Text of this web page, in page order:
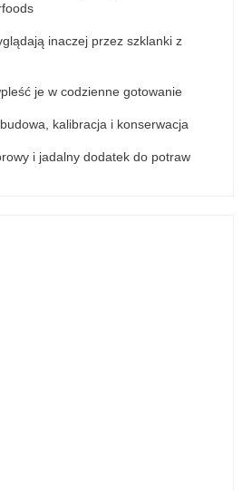
inaczej przez szklanki z
je w codzienne gotowanie
kalibracja i konserwacja
i jadalny dodatek do potraw